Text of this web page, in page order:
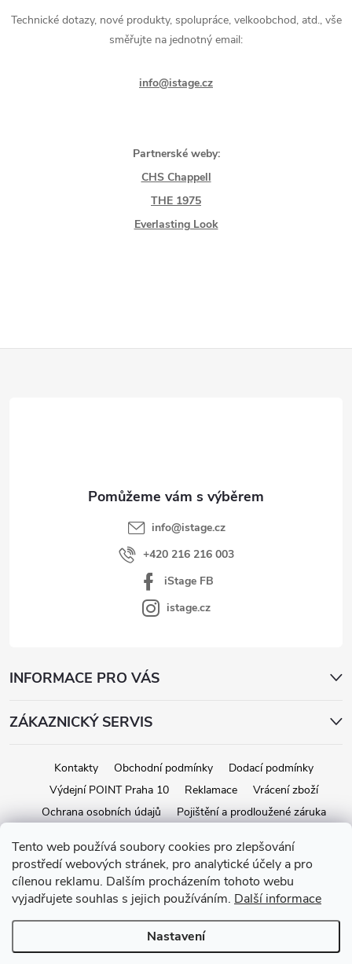
Tento web používá soubory cookies pro zlepšování
prostředí webových stránek, pro analytické účely a pro
cílenou reklamu. Dalším procházením tohoto webu
vyjadřujete souhlas s jejich používáním. Další informace
Nastavení
Technické dotazy, nové produkty, spolupráce, velkoobchod, atd., vše
směřujte na jednotný email:
info@istage.cz
Partnerské weby:
CHS Chappell
THE 1975
Everlasting Look
info@istage.cz
+420 216 216 003
iStage FB
istage.cz
INFORMACE PRO VÁS
ZÁKAZNICKÝ SERVIS
Kontakty Obchodní podmínky
Dodací podmínky
Výdejní POINT Praha 10
Reklamace
Vrácení zboží
Ochrana osobních údajů
Pojištění a prodloužené záruka
Vytvořil Shoptet
Copyright 2026iStage.cz. Všechna práva vyhrazena.Upravit nastavení
cookies